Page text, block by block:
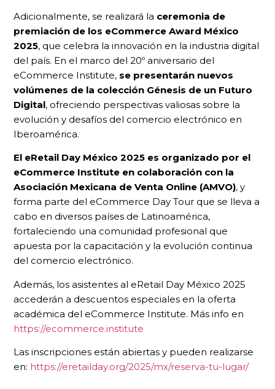
Adicionalmente, se realizará la ceremonia de
premiación de los eCommerce Award México
2025, que celebra la innovación en la industria digital
del país. En el marco del 20º aniversario del
eCommerce Institute, se presentarán nuevos
volúmenes de la colección Génesis de un Futuro
Digital, ofreciendo perspectivas valiosas sobre la
evolución y desafíos del comercio electrónico en
Iberoamérica.
El eRetail Day México 2025 es organizado por el
eCommerce Institute en colaboración con la
Asociación Mexicana de Venta Online (AMVO), y
forma parte del eCommerce Day Tour que se lleva a
cabo en diversos países de Latinoamérica,
fortaleciendo una comunidad profesional que
apuesta por la capacitación y la evolución continua
del comercio electrónico.
Además, los asistentes al eRetail Day México 2025
accederán a descuentos especiales en la oferta
académica del eCommerce Institute. Más info en
https://ecommerce.institute
Las inscripciones están abiertas y pueden realizarse
en: https://eretailday.org/2025/mx/reserva-tu-lugar/